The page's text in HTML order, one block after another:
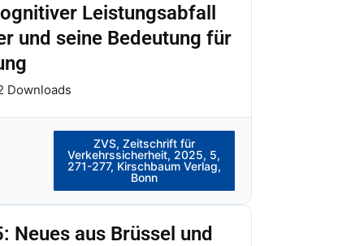
Leistungsabfall
und seine Bedeutung für
Downloads
ZVS, Zeitschrift für
Verkehrssicherheit, 2025, 5,
271-277, Kirschbaum Verlag,
Bonn
Neues aus Brüssel und